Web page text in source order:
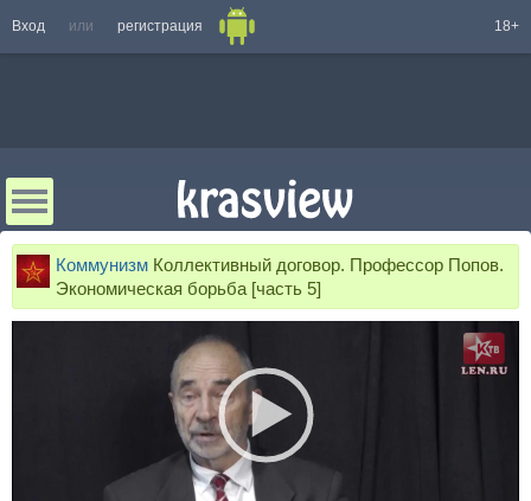
Вход или регистрация 18+
Коммунизм Коллективный договор. Профессор Попов.
Экономическая борьба [часть 5]